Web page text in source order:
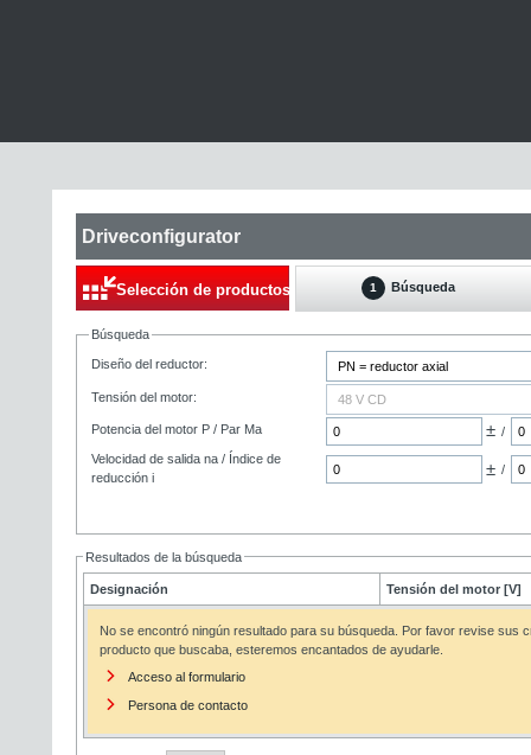
Driveconfigurator
Selección de productos 1 Búsqueda
Búsqueda
Diseño del reductor:
Tensión del motor:
Potencia del motor P / Par Ma ± /
Velocidad de salida na / Índice de
reducción i
± /
Resultados de la búsqueda
Designación Tensión del motor [V]
No se encontró ningún resultado para su búsqueda. Por favor revise sus
producto que buscaba, esteremos encantados de ayudarle.
Acceso al formulario
Persona de contacto